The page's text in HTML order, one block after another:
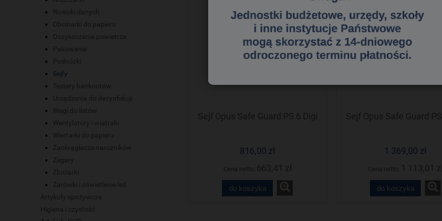
Nośniki danych
Obcinarki do papieru
Oczyszczanie powietrza
Pakowanie
Podnóżki
Sejfy
Testery banknotów
Urządzenia do dezynfekcji
Wagi do listów
Wentylatory i wiatraki
Wiertarki do papieru
Zaokrąglacze narożników
Zegary
Złociarki
Żarówki i oświetlenie led
Artykuły spożywcze
Higiena i czystość
Sejf Opus Safe Guard PS 6 Digi
816,00 zł
do koszyka
Sejf Opus Safe Guard
1 369,00 zł
do koszyka